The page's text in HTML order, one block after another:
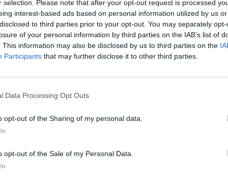
selection. Please note that after your opt-out request is processed
interest-based ads based on personal information utilized by us
to third parties prior to your opt-out. You may separately
of your personal information by third parties on the IAB’s list of
This information may also be disclosed by us to third parties on the
Participants that may further disclose it to other third parties.
Data Processing Opt Outs
opt-out of the Sharing of my personal data.
opt-out of the Sale of my Personal Data.
ewangelizacyjna dorosłych, obejmująca osoby,
do przyjęcia sakramentów
prowadzenia katechez kerygmatycznych dla
sakramentu chrztu; dla rodziców dzieci
i rodziców młodzieży przygotowującej się
w ramach przygotowania do
dorosłych, którzy wyrażą chęć dalszej
parafialnych.